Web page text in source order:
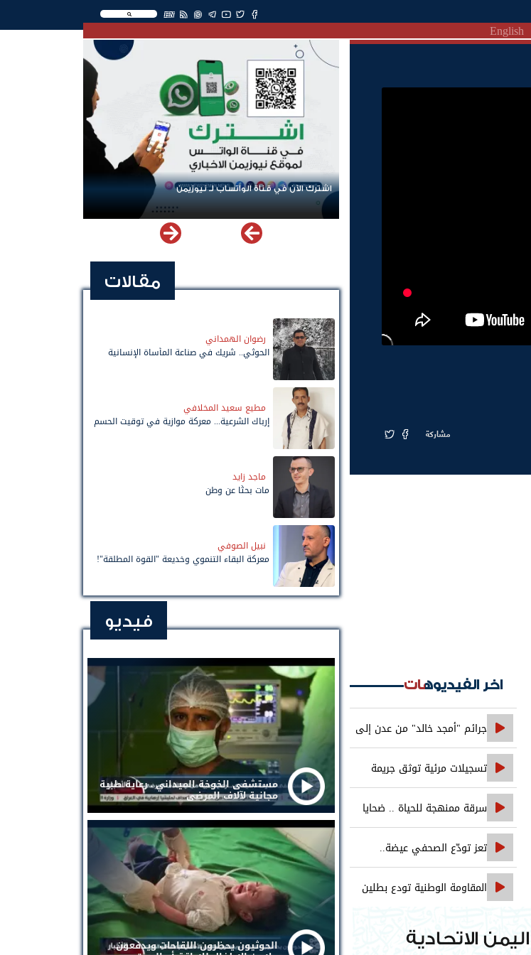
EN
English
مشاركة
اخر الفيديوهات
جرائم "أمجد خالد" من عدن إلى
حضرموت..
تسجيلات مرئية توثق جريمة
اغتيال الصحفي محمد عيضه
سرقة ممنهجة للحياة .. ضحايا
التجويع التجويع يهزمون الخوثي
تعز تودّع الصحفي عيضة..
والعدالة تنتظر ملاحقة جميع المتورطين
المقاومة الوطنية تودع بطلين
المخا
اشترك الآن في قناة الواتساب لـ نيوزيمن
مقالات
رضوان الهمداني
الحوثي.. شريك في صناعة المأساة الإنسانية
مطيع سعيد المخلافي
إرباك الشرعية... معركة موازية في توقيت الحسم
ماجد زايد
مات بحثًا عن وطن
نبيل الصوفي
معركة البقاء التنموي وخديعة "القوة المطلقة"!
فيديو
مستشفى الخوخة الميداني . رعاية طبية
مجانية لآلاف المرضى
الحوثيون يحظرون اللقاحات ويدفعون